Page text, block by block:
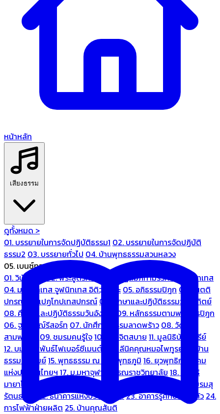
หน้าหลัก
เสียงธรรม
ดูทั้งหมด >
01. บรรยายในการจัดปฏิบัติธรรม1 02. บรรยายในการจัดปฏิบัติ
ธรรม2 03. บรรยายทั่วไป 04. บ้านพุทธธรรมสวนหลวง
05. เบนซ์ทองหล่อ
01. วินัยปิฎก
02. พระสูตรศึกษา
03. ปฏิสัมภิทามรรคและจูฬนิทเทส
04. มหานิทเทส จูฬนิทเทส อิติวุตตกะ 05. อภิธรรมปิฎก 06. เนตติ
ปกรณ์ และเปฏโกปเทสปกรณ์ 07. ศึกษาและปฏิบัติธรรมวันอาทิตย์
08. ศึกษาและปฏิบัติธรรมวันอังคาร
09. หลักธรรมตามพระไตรปิฎก
06. ฐณิชาฌ์รีสอร์ท 07. นักศึกษาธรรมลาดพร้าว 08. วัด
สามพระยา
09. ชมรมคนรู้ใจ10. บ้านจิตสบาย 11. มูลนิธิบ้านอารีย์
12. บมจ.มหพันธ์ไฟเบอร์ซีเมนต์
13. คลีนิคคุณหมอไพทูรย์
14. บ้าน
ธรรมะรื่นรมย์15. พุทธธรรม ณ แดนพุทธภูมิ 16. ยุวพุทธิกสมาคม
แห่งประเทศไทยฯ 17. ม.มหาจุฬาลงกรณราชวิทยาลัย 18. มูลนิธิ
มายาโคตมี
19. ariya wellness center
21. ชมรมสุ
รัตนธรรม
22. ธนาคารแห่งประเทศไทย23. อาคารรู้ศึกษารู้สึกตัว 24.
การไฟฟ้าฝ่ายผลิต 25. บ้านคุณสันติ